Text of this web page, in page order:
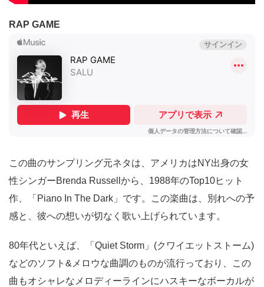
RAP GAME
この曲のサンプリング元ネタは、アメリカはNY出身の女
性シンガーBrenda Russellから、1988年のTop10ヒット
作、「Piano In The Dark」です。この楽曲は、別れへの予
感と、彼への想いが切なく歌い上げられています。
80年代といえば、「Quiet Storm」(クワイエットストーム)
などのソフト&メロウな曲調のものが流行っており、この
曲もオシャレなメロディーラインにハスキーなボーカルが